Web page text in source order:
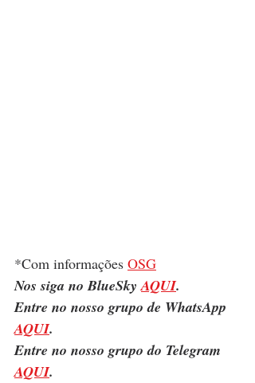
*Com informações OSG
Nos siga no BlueSky AQUI.
Entre no nosso grupo de WhatsApp
AQUI.
Entre no nosso grupo do Telegram
AQUI.